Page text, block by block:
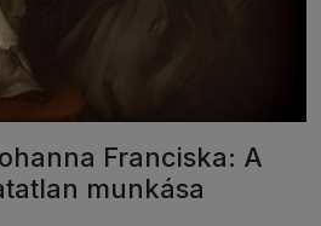
Franciska: A
munkása